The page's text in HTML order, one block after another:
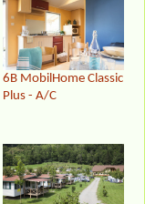
6B MobilHome Classic
Plus - A/C